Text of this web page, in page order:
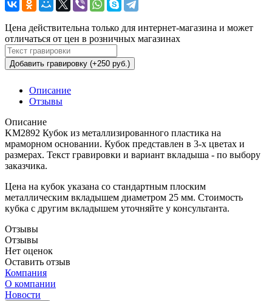
Цена действительна только для интернет-магазина и может
отличаться от цен в розничных магазинах
Добавить гравировку (+250 руб.)
Описание
Отзывы
Описание
KM2892 Кубок из металлизированного пластика на
мраморном основании. Кубок представлен в 3-х цветах и
размерах. Текст гравировки и вариант вкладыша - по выбору
заказчика.
Цена на кубок указана со стандартным плоским
металлическим вкладышем диаметром 25 мм. Стоимость
кубка с другим вкладышем уточняйте у консультанта.
Отзывы
Отзывы
Нет оценок
Оставить отзыв
Компания
О компании
Новости